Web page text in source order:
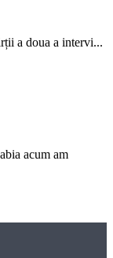
a doua a intervi...
acum am